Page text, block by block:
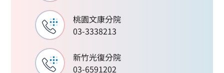
桃園文康分院
03-3338213
新竹光復分院
03-6591202